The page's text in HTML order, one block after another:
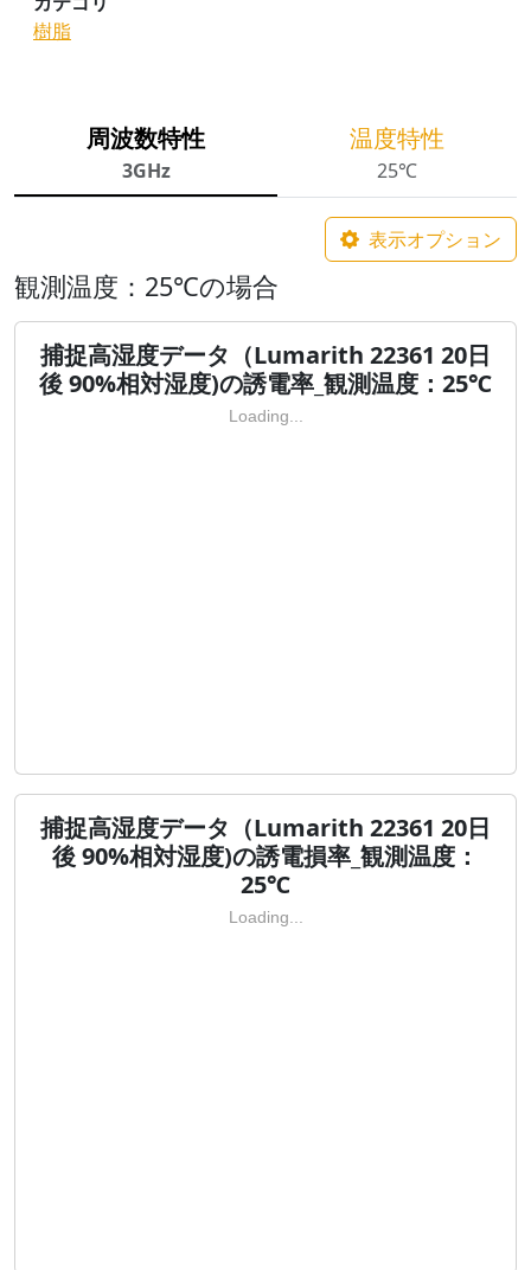
樹脂
周波数特性
3GHz
温度特性
25℃
表示オプション
観測温度：25℃の場合
捕捉高湿度データ（Lumarith 22361 20日
後 90%相対湿度)の誘電率_観測温度：25℃
Loading...
捕捉高湿度データ（Lumarith 22361 20日
後 90%相対湿度)の誘電損率_観測温度：
25℃
Loading...